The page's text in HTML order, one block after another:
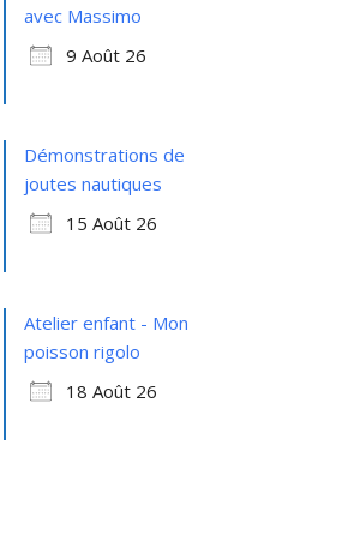
avec Massimo
9 Août 26
Démonstrations de
joutes nautiques
15 Août 26
Atelier enfant - Mon
poisson rigolo
18 Août 26